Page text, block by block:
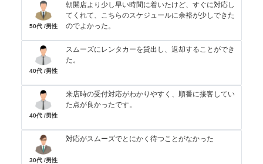
50代 /男性
朝開店より少し早い時間に着いたけど、すぐに対応し
てくれて、こちらのスケジュールに余裕が少しできた
のでよかった。
40代 /男性
スムーズにレンタカーを貸出し、返却することができ
た。
40代 /男性
来店時の受付対応がわかりやすく、順番に接客してい
た点が良かったです。
30代 /男性
対応がスムーズでとにかく待つことがなかった